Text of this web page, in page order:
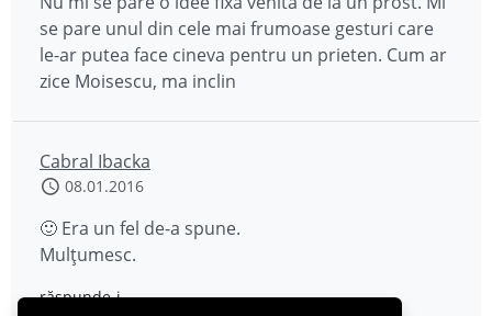
se pare unul din cele mai frumoase gesturi care
le-ar putea face cineva pentru un prieten. Cum ar
zice Moisescu, ma inclin
Cabral Ibacka
08.01.2016
🙂 Era un fel de-a spune.
Mulțumesc.
răspunde-i